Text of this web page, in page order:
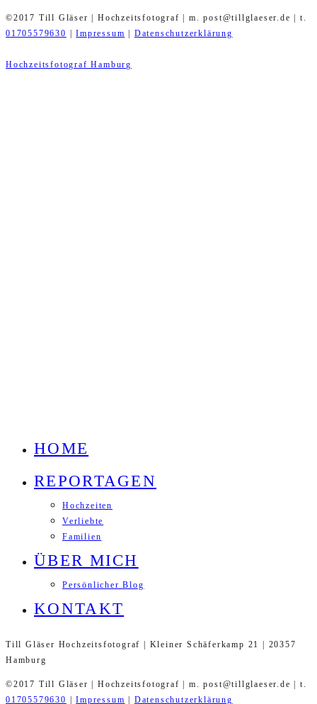
©2017 Till Gläser | Hochzeitsfotograf | m. post@tillglaeser.de | t.
01705579630
|Impressum Datenschutzerklärung
Hochzeitsfotograf Hamburg
HOME
REPORTAGEN
Hochzeiten
Verliebte
Familien
ÜBER MICH
Persönlicher Blog
KONTAKT
Till Gläser Hochzeitsfotograf | Kleiner Schäferkamp 21 | 20357
Hamburg
©2017 Till Gläser | Hochzeitsfotograf | m. post@tillglaeser.de | t.
01705579630
|Impressum Datenschutzerklärung